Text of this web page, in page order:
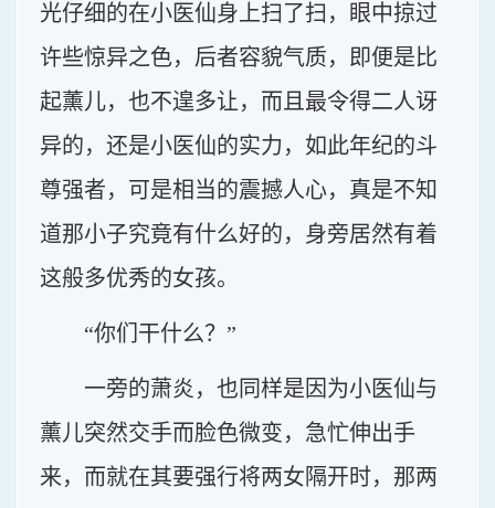
光仔细的在小医仙身上扫了扫，眼中掠过
许些惊异之色，后者容貌气质，即便是比
起薰儿，也不遑多让，而且最令得二人讶
异的，还是小医仙的实力，如此年纪的斗
尊强者，可是相当的震撼人心，真是不知
道那小子究竟有什么好的，身旁居然有着
这般多优秀的女孩。
“你们干什么？”
一旁的萧炎，也同样是因为小医仙与
薰儿突然交手而脸色微变，急忙伸出手
来，而就在其要强行将两女隔开时，那两